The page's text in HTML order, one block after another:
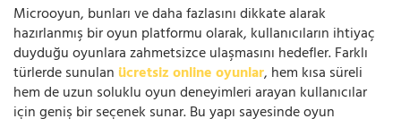
Microoyun, bunları ve daha fazlasını dikkate alarak
hazırlanmış bir oyun platformu olarak, kullanıcıların ihtiyaç
duyduğu oyunlara zahmetsizce ulaşmasını hedefler. Farklı
türlerde sunulan ücretsiz online oyunlar, hem kısa süreli
hem de uzun soluklu oyun deneyimleri arayan kullanıcılar
için geniş bir seçenek sunar. Bu yapı sayesinde oyun